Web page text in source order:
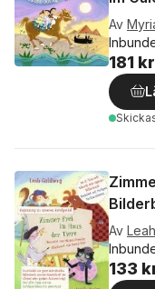
Av
181 kr
Av
133